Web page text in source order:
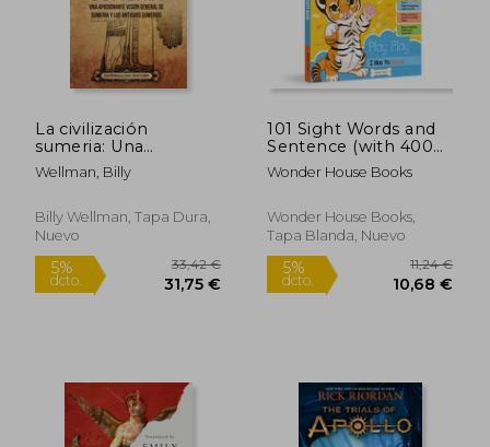
dcto.
La civilización
sumeria: Una
apasionante visión
general de Sumeria y
Wellman, Billy
Billy Wellman, Tapa Dura,
Nuevo
101 Sight Words and
Sentence (with 400+
Sentences to Read)
(en Inglés)
Wonder House Books
Wonder House Books,
Tapa Blanda, Nuevo